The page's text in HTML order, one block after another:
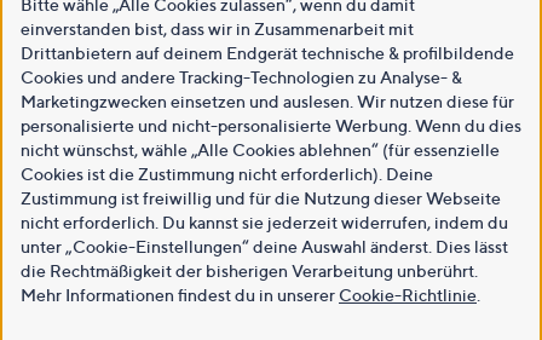
Bitte wähle „Alle Cookies zulassen“, wenn du damit
einverstanden bist, dass wir in Zusammenarbeit mit
Drittanbietern auf deinem Endgerät technische & profilbildende
Cookies und andere Tracking-Technologien zu Analyse- &
Marketingzwecken einsetzen und auslesen. Wir nutzen diese für
personalisierte und nicht-personalisierte Werbung. Wenn du dies
nicht wünschst, wähle „Alle Cookies ablehnen“ (für essenzielle
Cookies ist die Zustimmung nicht erforderlich). Deine
Zustimmung ist freiwillig und für die Nutzung dieser Webseite
nicht erforderlich. Du kannst sie jederzeit widerrufen, indem du
unter „Cookie-Einstellungen“ deine Auswahl änderst. Dies lässt
die Rechtmäßigkeit der bisherigen Verarbeitung unberührt.
Mehr Informationen findest du in unsererCookie-Richtlinie